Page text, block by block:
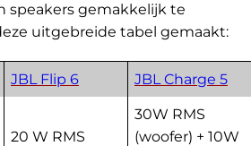
speakers gemakkelijk te
uitgebreide tabel gemaakt:
JBL Flip 6 JBL Charge 5
20 W RMS
30W RMS
(woofer) + 10W